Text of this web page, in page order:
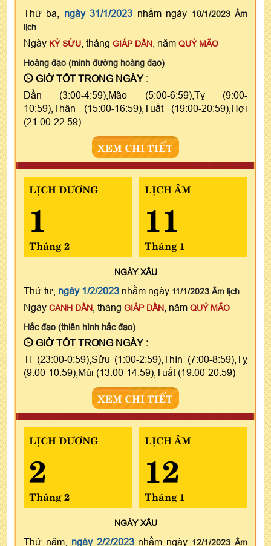
Thứ ba, ngày 31/1/2023 nhằm ngày 10/1/2023 Âm
lịch
Ngày KỶ SỬU , tháng GIÁP DẦN , năm QUÝ MÃO
Hoàng đạo (minh đường hoàng đạo)
GIỜ TỐT TRONG NGÀY :
Dần (3:00-4:59),Mão (5:00-6:59),Tỵ (9:00-
10:59),Thân (15:00-16:59),Tuất (19:00-20:59),Hợi
(21:00-22:59)
XEM CHI TIẾT
LỊCH DƯƠNG
1
Tháng 2
LỊCH ÂM
11
Tháng 1
NGÀYXẤU
Thứ tư, ngày 1/2/2023 nhằm ngày 11/1/2023 Âm lịch
Ngày CANH DẦN , tháng GIÁP DẦN , năm QUÝ MÃO
Hắc đạo (thiên hình hắc đạo)
GIỜ TỐT TRONG NGÀY :
Tí (23:00-0:59),Sửu (1:00-2:59),Thìn (7:00-8:59),Tỵ
(9:00-10:59),Mùi (13:00-14:59),Tuất (19:00-20:59)
XEM CHI TIẾT
LỊCH DƯƠNG
2
Tháng 2
LỊCH ÂM
12
Tháng 1
NGÀYXẤU
Thứ năm, ngày 2/2/2023nhằm ngày 12/1/2023 Âm